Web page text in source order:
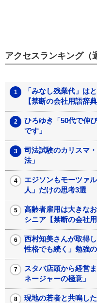
アクセスランキング（
「みなし残業代」は
【禁断の会社用語辞典
ひろゆき「50代で伸
です」
司法試験のカリスマ
法」
エジソンもモーツァ
人」だけの思考3選
高齢者雇用は大きな
シニア【禁断の会社用
西村知美さんが取得
性格でも続く」勉強
スタバ店頭から経営
ネージャーの極意」
現地の若者と共鳴し